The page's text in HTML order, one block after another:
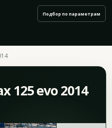
Подбор по параметрам
125 evo 2014